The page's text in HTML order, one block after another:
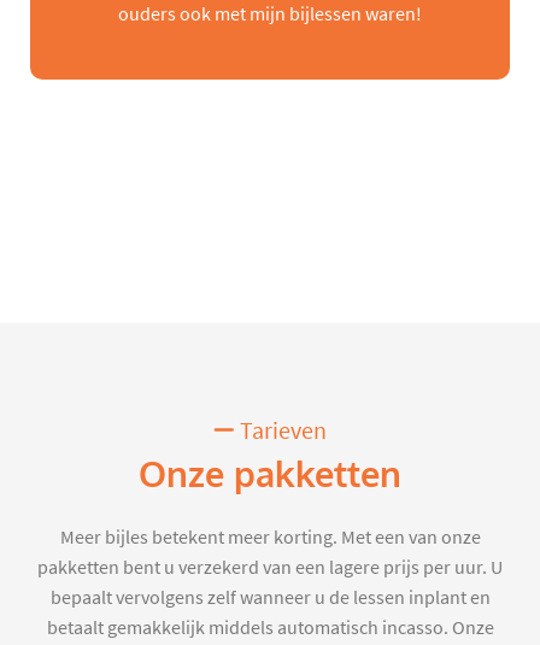
ouders ook met mijn bijlessen waren!
Tarieven
Onze pakketten
Meer bijles betekent meer korting. Met een van onze
pakketten bent u verzekerd van een lagere prijs per uur. U
bepaalt vervolgens zelf wanneer u de lessen inplant en
betaalt gemakkelijk middels automatisch incasso. Onze